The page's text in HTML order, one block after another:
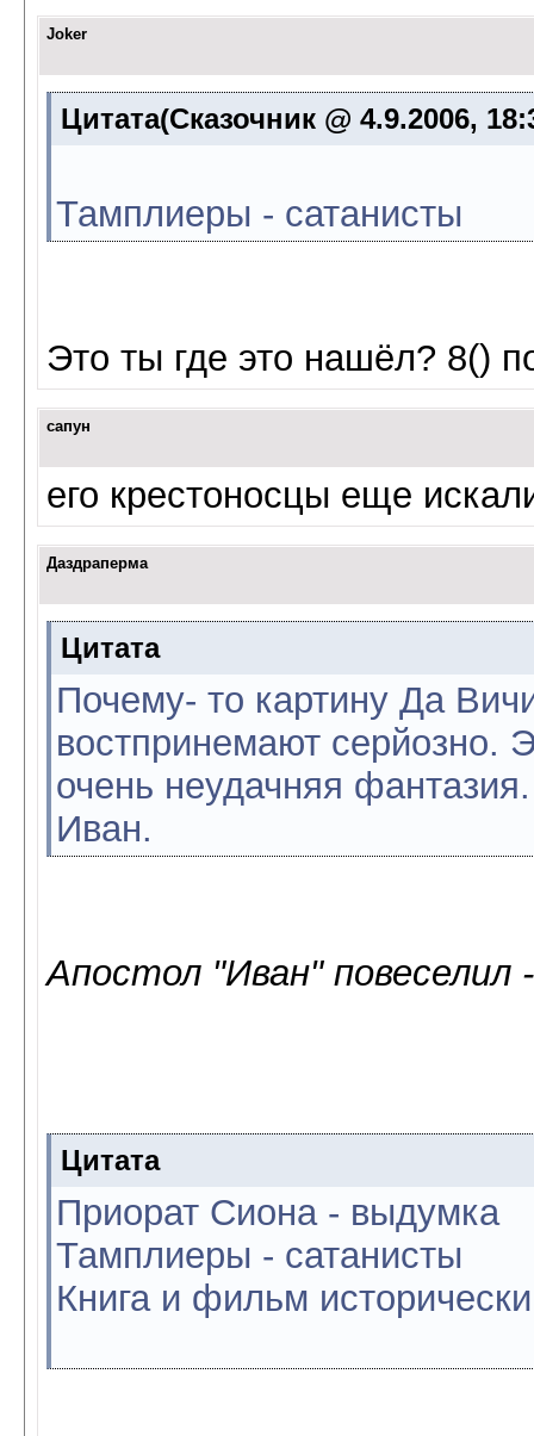
Joker
Цитата(Сказочник @ 4.9.2006,
Тамплиеры - сатанисты
Это ты где это нашёл? 8()
сапун
его крестоносцы еще
Даздраперма
Цитата
Почему- то картину Да
востпринемают серйозно.
очень неудачняя
Иван.
Апостол "Иван" повеселил
Цитата
Приорат Сиона - выдумка
Тамплиеры - сатанисты
Книга и фильм